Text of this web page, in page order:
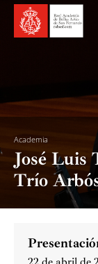
Academia
José Luis
Trío